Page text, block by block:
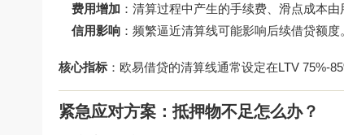
费用增加 ：清算过程中产生的手续费、滑点成本由
信用影响 ：频繁逼近清算线可能影响后续借贷额度
核心指标 ：欧易借贷的清算线通常设定在LTV 75%-
紧急应对方案：抵押物不足怎么办？